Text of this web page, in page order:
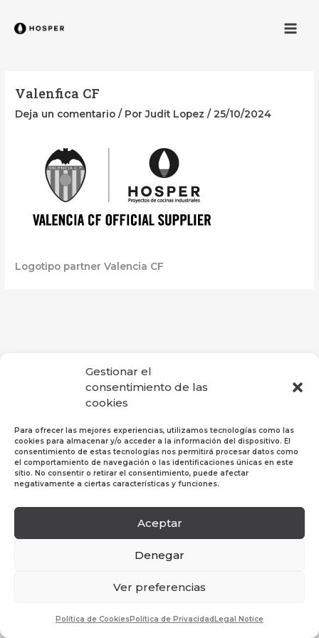
Gestionar el
consentimiento de las
cookies
Para ofrecer las mejores experiencias, utilizamos tecnologías como las
cookies para almacenar y/o acceder a la información del dispositivo. El
consentimiento de estas tecnologías nos permitirá procesar datos como
el comportamiento de navegación o las identificaciones únicas en este
sitio. No consentir o retirar el consentimiento, puede afectar
negativamente a ciertas características y funciones.
Aceptar
Denegar
Ver preferencias
Política de CookiesPolítica de PrivacidadLegal Notice
Valenfica CF
Deja un comentario / PorJudit Lopez/25/10/2024
Logotipo partner Valencia CF
Política de Privacidad|Política de Cookies
Legal
reservados.